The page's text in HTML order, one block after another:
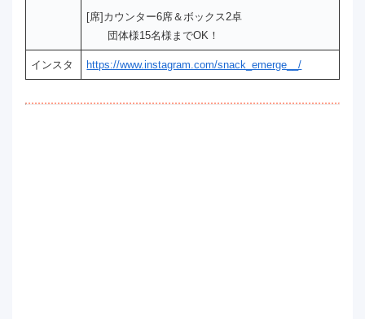
[席]カウンター6席＆ボックス2卓
団体様15名様までOK！
インスタ https://www.instagram.com/snack_emerge__/